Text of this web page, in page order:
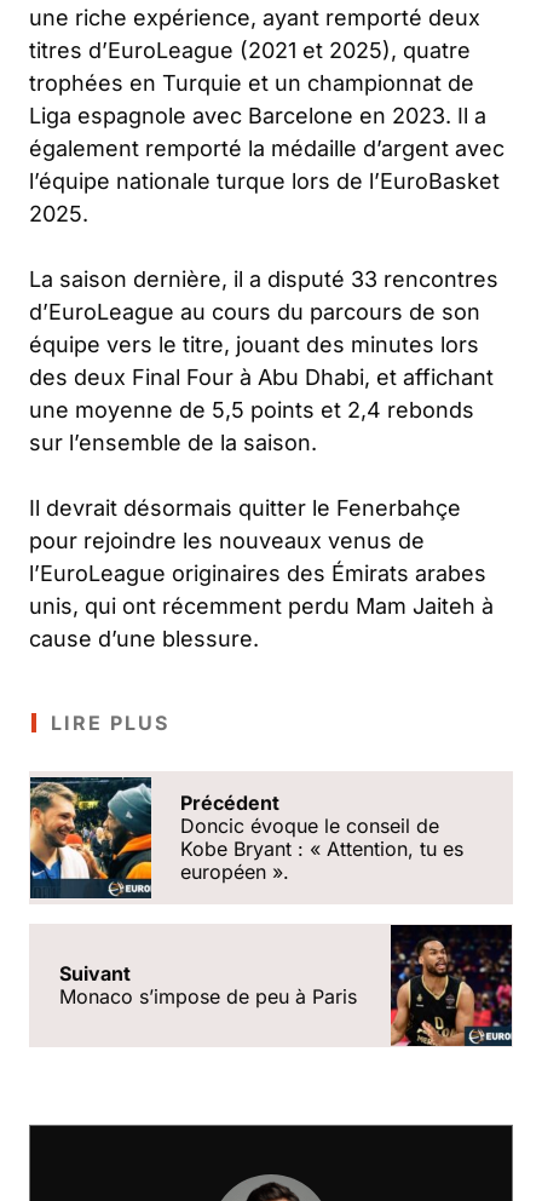
une riche expérience, ayant remporté deux
titres d’EuroLeague (2021 et 2025), quatre
trophées en Turquie et un championnat de
Liga espagnole avec Barcelone en 2023. Il a
également remporté la médaille d’argent avec
l’équipe nationale turque lors de l’EuroBasket
2025.
La saison dernière, il a disputé 33 rencontres
d’EuroLeague au cours du parcours de son
équipe vers le titre, jouant des minutes lors
des deux Final Four à Abu Dhabi, et affichant
une moyenne de 5,5 points et 2,4 rebonds
sur l’ensemble de la saison.
Il devrait désormais quitter le Fenerbahçe
pour rejoindre les nouveaux venus de
l’EuroLeague originaires des Émirats arabes
unis, qui ont récemment perdu Mam Jaiteh à
cause d’une blessure.
LIRE PLUS
Précédent
Doncic évoque le conseil de
Kobe Bryant : « Attention, tu es
européen ».
Suivant
Monaco s’impose de peu à Paris